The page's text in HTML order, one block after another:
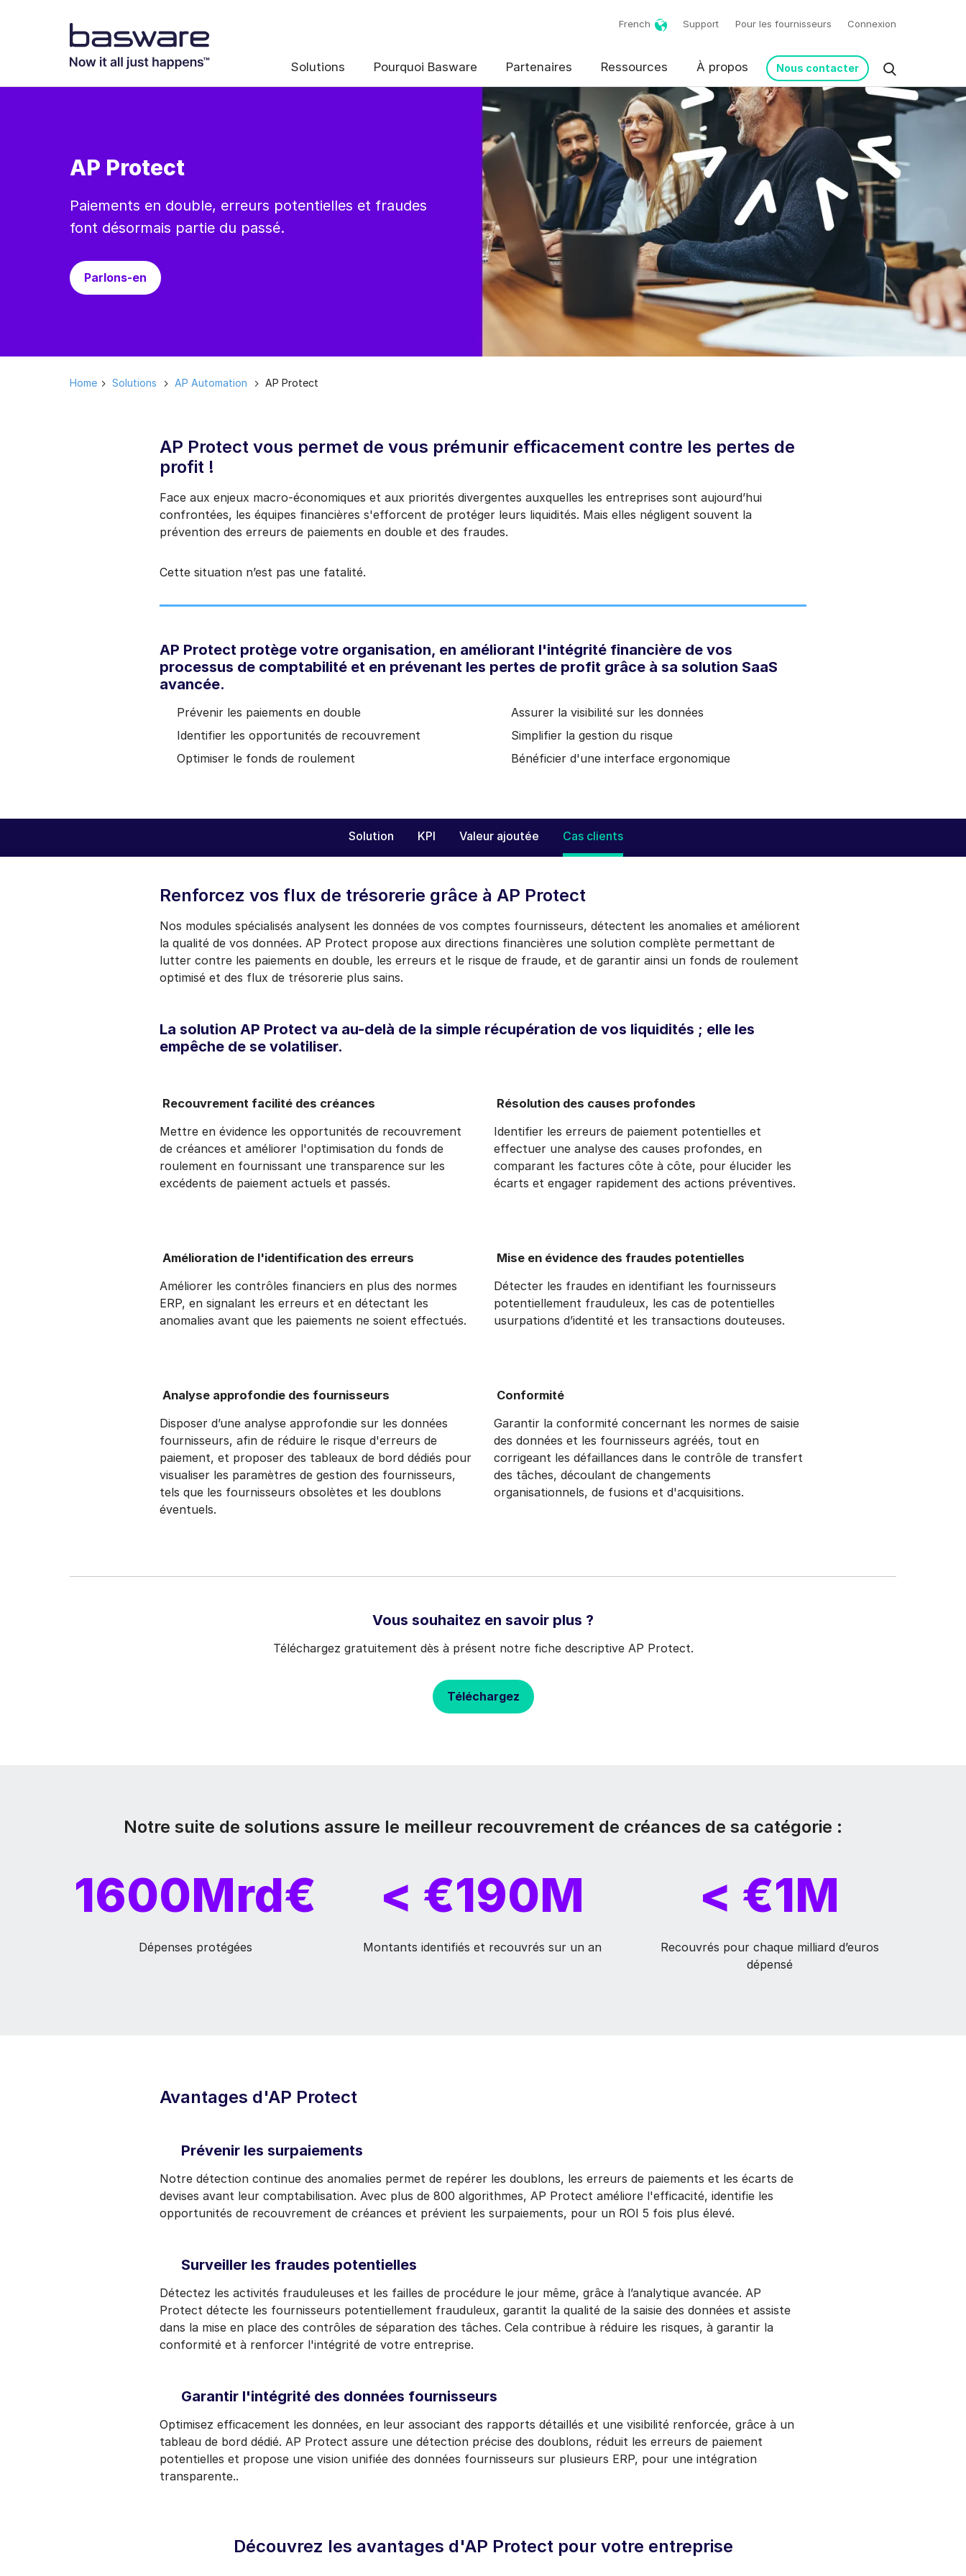
French Support Pour les fournisseurs Connexion
Solutions Pourquoi Basware Partenaires Ressources À propos Nous contacter
AP Protect
Paiements en double, erreurs potentielles et fraudes
font désormais partie du passé.
Parlons-en
Home Solutions AP Automation AP Protect
AP Protect vous permet de vous prémunir efficacement contre les pertes de
profit !
Face aux enjeux macro-économiques et aux priorités divergentes auxquelles les entreprises sont aujourd’hui
confrontées, les équipes financières s'efforcent de protéger leurs liquidités. Mais elles négligent souvent la
prévention des erreurs de paiements en double et des fraudes.
Cette situation n’est pas une fatalité.
AP Protect protège votre organisation, en améliorant l'intégrité financière de vos
processus de comptabilité et en prévenant les pertes de profit grâce à sa solution SaaS
avancée.
Prévenir les paiements en double
Identifier les opportunités de recouvrement
Optimiser le fonds de roulement
Assurer la visibilité sur les données
Simplifier la gestion du risque
Bénéficier d'une interface ergonomique
Solution KPI Valeur ajoutée Cas clients
Renforcez vos flux de trésorerie grâce à AP Protect
Nos modules spécialisés analysent les données de vos comptes fournisseurs, détectent les anomalies et améliorent
la qualité de vos données. AP Protect propose aux directions financières une solution complète permettant de
lutter contre les paiements en double, les erreurs et le risque de fraude, et de garantir ainsi un fonds de roulement
optimisé et des flux de trésorerie plus sains.
La solution AP Protect va au-delà de la simple récupération de vos liquidités ; elle les
empêche de se volatiliser.
Recouvrement facilité des créances
Mettre en évidence les opportunités de recouvrement
de créances et améliorer l'optimisation du fonds de
roulement en fournissant une transparence sur les
excédents de paiement actuels et passés.
Résolution des causes profondes
Identifier les erreurs de paiement potentielles et
effectuer une analyse des causes profondes, en
comparant les factures côte à côte, pour élucider les
écarts et engager rapidement des actions préventives.
Amélioration de l'identification des erreurs
Améliorer les contrôles financiers en plus des normes
ERP, en signalant les erreurs et en détectant les
anomalies avant que les paiements ne soient effectués.
Mise en évidence des fraudes potentielles
Détecter les fraudes en identifiant les fournisseurs
potentiellement frauduleux, les cas de potentielles
usurpations d’identité et les transactions douteuses.
Analyse approfondie des fournisseurs
Disposer d’une analyse approfondie sur les données
fournisseurs, afin de réduire le risque d'erreurs de
paiement, et proposer des tableaux de bord dédiés pour
visualiser les paramètres de gestion des fournisseurs,
tels que les fournisseurs obsolètes et les doublons
éventuels.
Conformité
Garantir la conformité concernant les normes de saisie
des données et les fournisseurs agréés, tout en
corrigeant les défaillances dans le contrôle de transfert
des tâches, découlant de changements
organisationnels, de fusions et d'acquisitions.
Vous souhaitez en savoir plus ?
Téléchargez gratuitement dès à présent notre fiche descriptive AP Protect.
Téléchargez
Notre suite de solutions assure le meilleur recouvrement de créances de sa catégorie :
1600Mrd€
Dépenses protégées
< €190M
Montants identifiés et recouvrés sur un an
< €1M
Recouvrés pour chaque milliard d’euros
dépensé
Avantages d'AP Protect
Prévenir les surpaiements
Notre détection continue des anomalies permet de repérer les doublons, les erreurs de paiements et les écarts de
devises avant leur comptabilisation. Avec plus de 800 algorithmes, AP Protect améliore l'efficacité, identifie les
opportunités de recouvrement de créances et prévient les surpaiements, pour un ROI 5 fois plus élevé.
Surveiller les fraudes potentielles
Détectez les activités frauduleuses et les failles de procédure le jour même, grâce à l’analytique avancée. AP
Protect détecte les fournisseurs potentiellement frauduleux, garantit la qualité de la saisie des données et assiste
dans la mise en place des contrôles de séparation des tâches. Cela contribue à réduire les risques, à garantir la
conformité et à renforcer l'intégrité de votre entreprise.
Garantir l'intégrité des données fournisseurs
Optimisez efficacement les données, en leur associant des rapports détaillés et une visibilité renforcée, grâce à un
tableau de bord dédié. AP Protect assure une détection précise des doublons, réduit les erreurs de paiement
potentielles et propose une vision unifiée des données fournisseurs sur plusieurs ERP, pour une intégration
transparente..
Découvrez les avantages d'AP Protect pour votre entreprise